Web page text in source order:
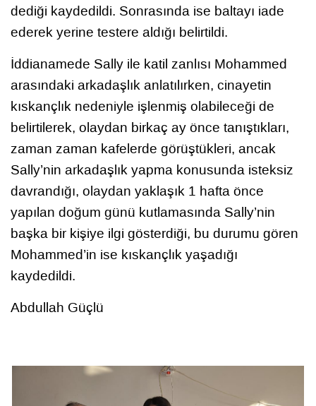
dediği kaydedildi. Sonrasında ise baltayı iade
ederek yerine testere aldığı belirtildi.
İddianamede Sally ile katil zanlısı Mohammed
arasındaki arkadaşlık anlatılırken, cinayetin
kıskançlık nedeniyle işlenmiş olabileceği de
belirtilerek, olaydan birkaç ay önce tanıştıkları,
zaman zaman kafelerde görüştükleri, ancak
Sally’nin arkadaşlık yapma konusunda isteksiz
davrandığı, olaydan yaklaşık 1 hafta önce
yapılan doğum günü kutlamasında Sally’nin
başka bir kişiye ilgi gösterdiği, bu durumu gören
Mohammed’in ise kıskançlık yaşadığı
kaydedildi.
Abdullah Güçlü